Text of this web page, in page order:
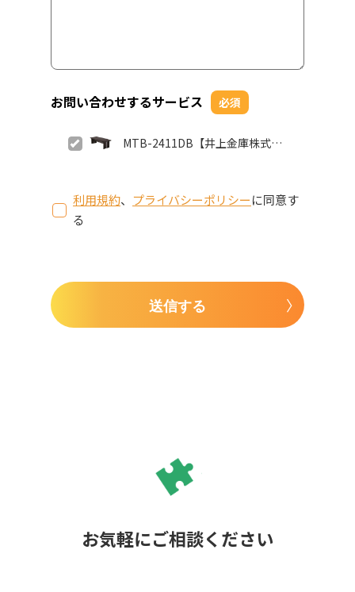
お問い合わせするサービス 必須
MTB-2411DB【井上金庫株式会
利用規約、 プライバシーポリシーに同意す
る
送信する
お気軽にご相談ください